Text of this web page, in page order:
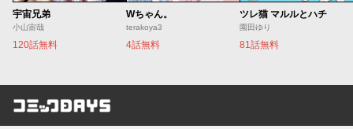
宇宙兄弟
小山宙哉
120話無料
Wちゃん。
terakoya3
4話無料
ツレ猫 マルルとハチ
園田ゆり
81話無料
コミックDAYS